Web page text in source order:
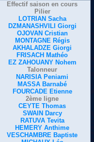
Effectif saison en cours
Pilier
LOTRIAN Sacha
DZMANASHVILI Giorgi
OJOVAN Cristian
MONTAGNE Régis
AKHALADZE Giorgi
FRISACH Mathéo
EZ ZAHOUANY Nohem
Talonneur
NARISIA Peniami
MASSA Barnabé
FOURCADE Etienne
2ème ligne
CEYTE Thomas
SWAIN Darcy
RATUVA Tevita
HEMERY Anthime
VESCHAMBRE Baptiste